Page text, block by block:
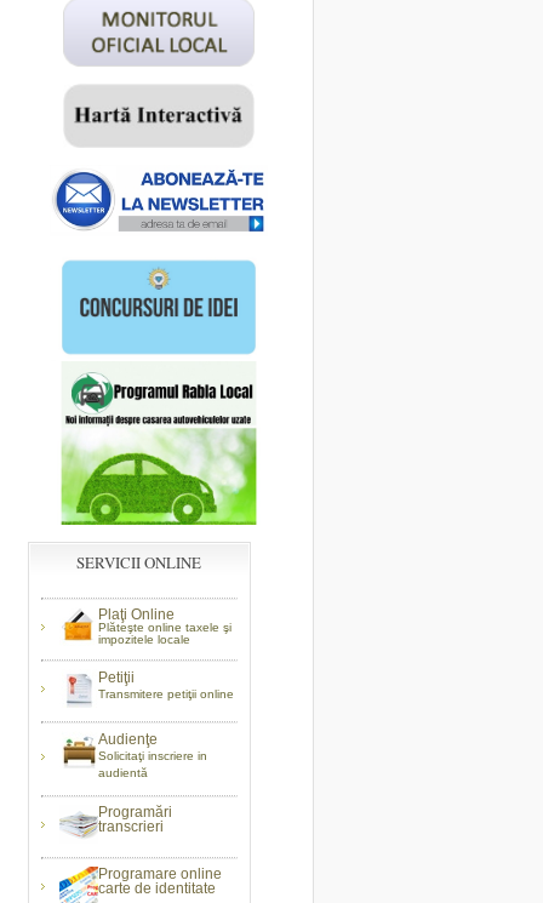
SERVICII ONLINE
Plaţi Online
Plăteşte online taxele şi
impozitele locale
Petiţii
Transmitere petiţii online
Audienţe
Solicitaţi inscriere in
audientă
Programări
transcrieri
Programare online
carte de identitate